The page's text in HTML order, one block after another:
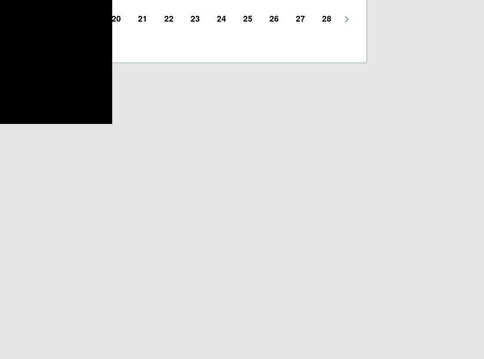
20 21 22 23 24 25 26 27 28 >